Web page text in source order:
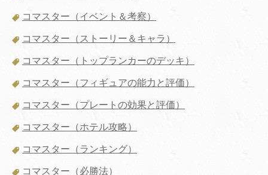
コマスター（イベント＆考察）
コマスター（ストーリー＆キャラ）
コマスター（トップランカーのデッキ）
コマスター（フィギュアの能力と評価）
コマスター（プレートの効果と評価）
コマスター（ホテル攻略）
コマスター（ランキング）
コマスター（必勝法）